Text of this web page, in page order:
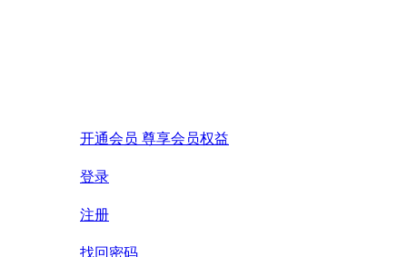
开通会员 尊享会员权益
登录
注册
找回密码